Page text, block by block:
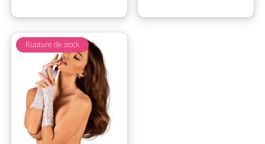
Rupture de stock